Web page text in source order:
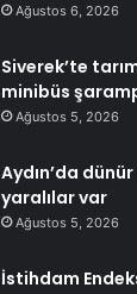
Ağustos 6, 2026
Siverek’te
minibüs
Ağustos 5, 2026
Aydın’da
yaralılar var
Ağustos 5, 2026
İstihdam